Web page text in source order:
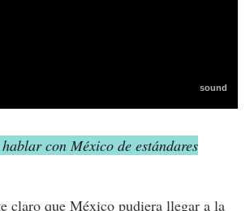
con México de estándares
claro que México pudiera llegar a la